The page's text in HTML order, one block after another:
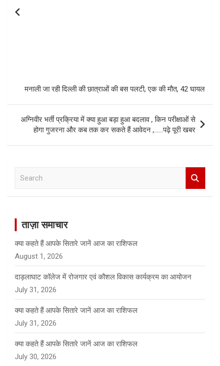
मनाली जा रही दिल्ली की छात्राओं की बस पलटी, एक की मौत, 42 घायल
अग्निवीर भर्ती प्रक्रिया में क्या हुआ बड़ा हुआ बदलाव , किन परीक्षाओं से
होगा गुजरना और कब तक कर सकते हैं आवेदन ,……पढ़े पूरी खबर
ताज़ा समाचार
क्या कहते हैं आपके सितारे जानें आज का राशिफल
August 1, 2026
दाड़लाघाट कॉलेज में रोजगार एवं कौशल विकास कार्यक्रम का आयोजन
July 31, 2026
क्या कहते हैं आपके सितारे जानें आज का राशिफल
July 31, 2026
क्या कहते हैं आपके सितारे जानें आज का राशिफल
July 30, 2026